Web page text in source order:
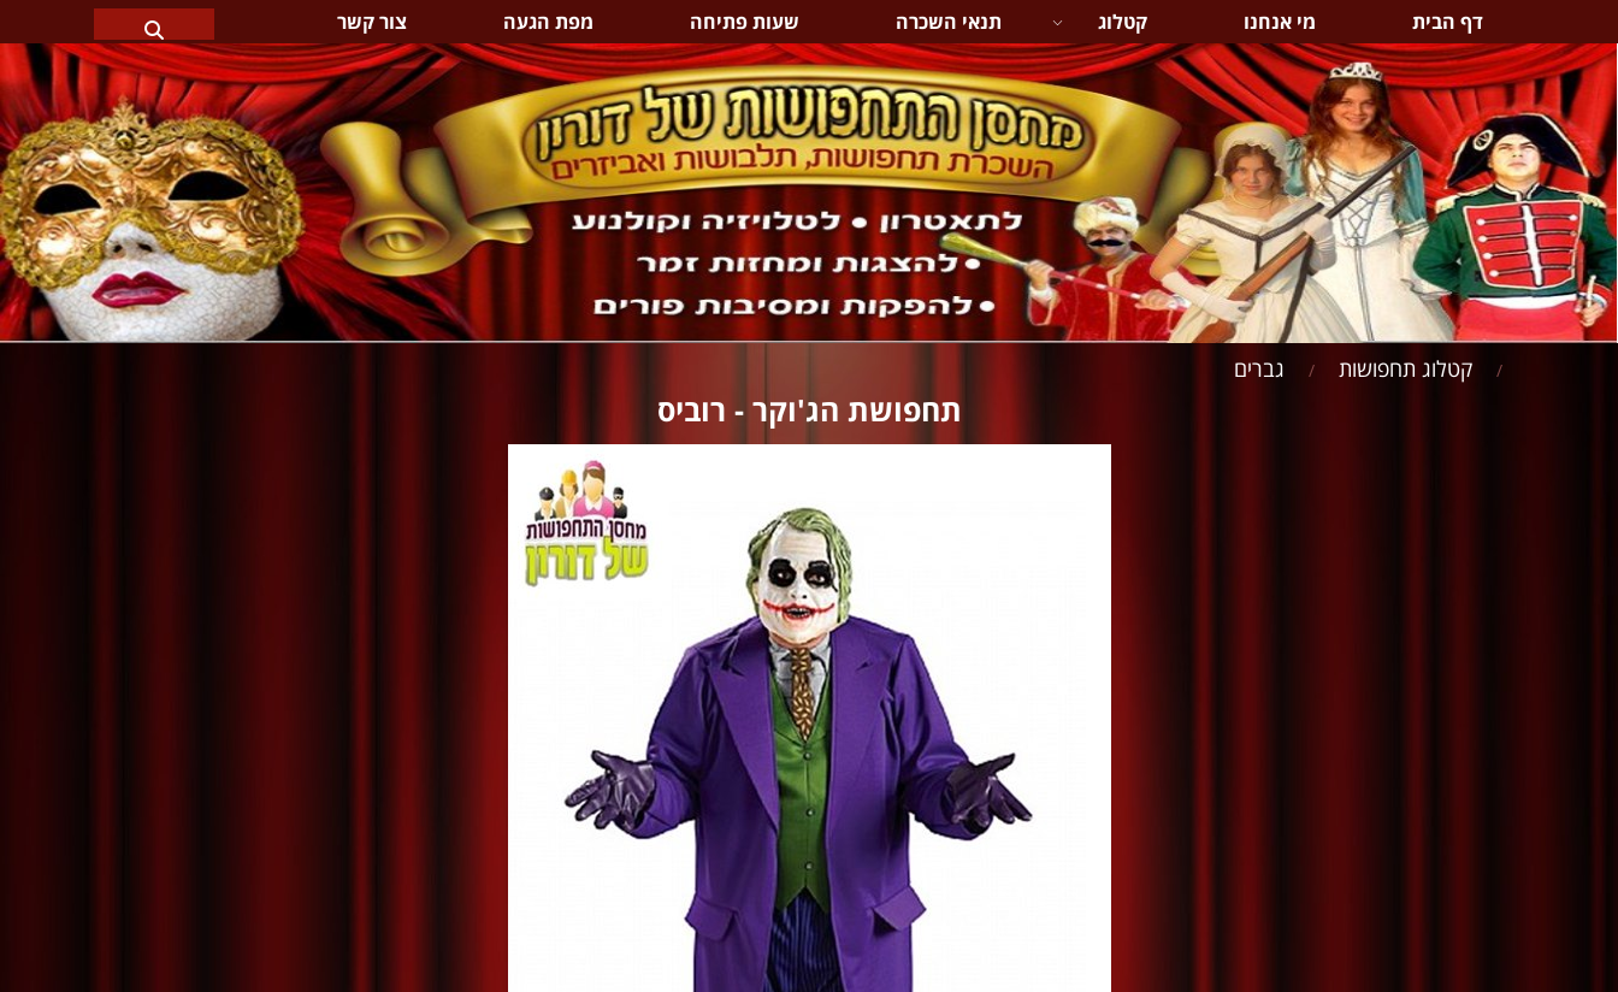
דף הבית מי אנחנו קטלוג תנאי השכרה שעות פתיחה מפת הגעה צור קשר
/ קטלוג תחפושות / גברים
‏‏תחפושת הג'וקר - רוביס